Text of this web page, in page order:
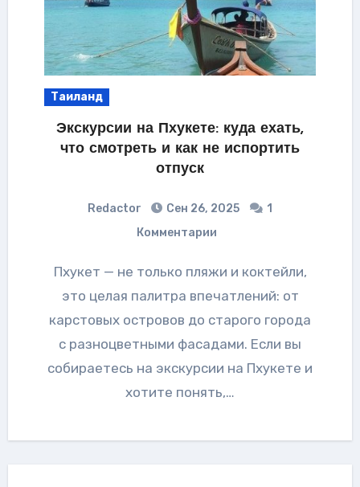
Таиланд
Экскурсии на Пхукете: куда ехать,
что смотреть и как не испортить
отпуск
Redactor Сен 26, 2025
1
Комментарии
Пхукет — не только пляжи и коктейли,
это целая палитра впечатлений: от
карстовых островов до старого города
с разноцветными фасадами. Если вы
собираетесь на экскурсии на Пхукете и
хотите понять,…